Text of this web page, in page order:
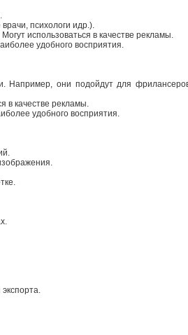
психологи идр.).
использоваться в качестве рекламы.
удобного восприятия.
Например, они подойдут для
в качестве рекламы.
удобного восприятия.